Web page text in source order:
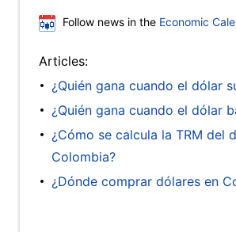
Follow news in the Economic
Articles:
¿Quién gana cuando el dólar
¿Quién gana cuando el dólar
¿Cómo se calcula la TRM del
Colombia?
¿Dónde comprar dólares en